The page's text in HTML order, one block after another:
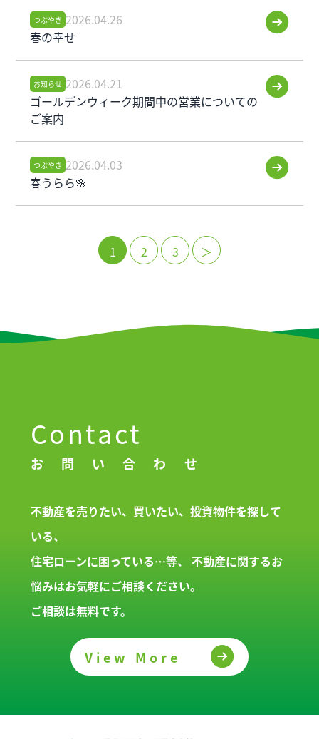
つぶやき 2026.04.26
春の幸せ
お知らせ 2026.04.21
ゴールデンウィーク期間中の営業についての
ご案内
つぶやき 2026.04.03
春うらら🌸
1 2 3 ＞
Contact
お問い合わせ
不動産を売りたい、買いたい、投資物件を探して
いる、
住宅ローンに困っている…等、 不動産に関するお
悩みはお気軽にご相談ください。
ご相談は無料です。
View More